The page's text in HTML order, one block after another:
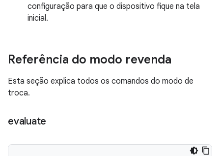
configuração para que o dispositivo fique na tela
inicial.
Referência do modo revenda
Esta seção explica todos os comandos do modo de
troca.
evaluate